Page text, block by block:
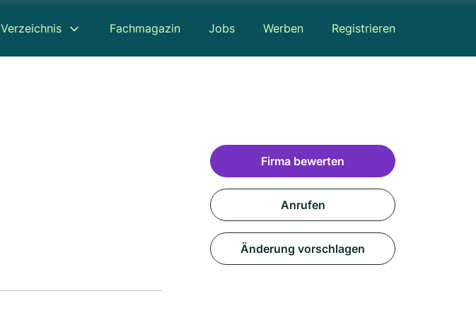
Verzeichnis Fachmagazin Jobs Werben Registrieren
Firma bewerten
Anrufen
Änderung vorschlagen